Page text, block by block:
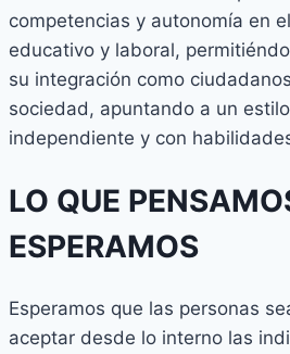
competencias y autonomía en
educativo y laboral,
su integración como
sociedad, apuntando a un
independiente y con
LO QUE
ESPERAMOS
Esperamos que las personas
aceptar desde lo interno las